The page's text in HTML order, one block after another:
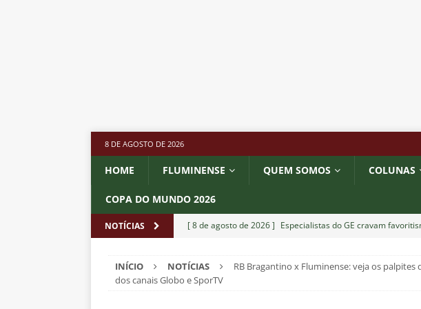
8 DE AGOSTO DE 2026
HOME FLUMINENSE QUEM SOMOS COLUNAS
COPA DO MUNDO 2026
NOTÍCIAS [ 8 de agosto de 2026 ] Especialistas do GE cravam
[ 8 de agosto de 2026 ] Botafogo x Fluminense: Previsão
INÍCIO NOTÍCIAS
RB Bragantino x Fluminense: veja os
dos canais Globo e SporTV